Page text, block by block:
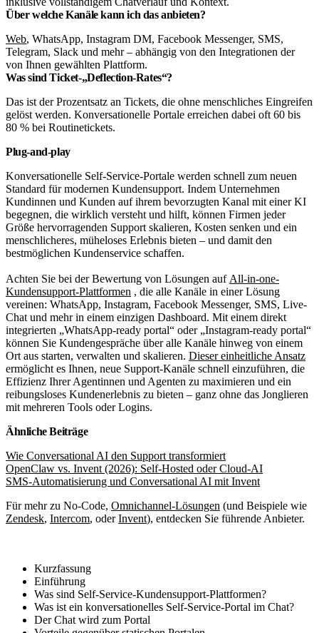
Über welche Kanäle kann ich das anbieten?
Web, WhatsApp, Instagram DM, Facebook Messenger, SMS,
Telegram, Slack und mehr – abhängig von den Integrationen der
von Ihnen gewählten Plattform.
Was sind Ticket-„Deflection-Rates“?
Das ist der Prozentsatz an Tickets, die ohne menschliches Eingreifen
gelöst werden. Konversationelle Portale erreichen dabei oft 60 bis
80 % bei Routinetickets.
Plug-and-play
Konversationelle Self-Service-Portale werden schnell zum neuen
Standard für modernen Kundensupport. Indem Unternehmen
Kundinnen und Kunden auf ihrem bevorzugten Kanal mit einer KI
begegnen, die wirklich versteht und hilft, können Firmen jeder
Größe hervorragenden Support skalieren, Kosten senken und ein
menschlicheres, müheloses Erlebnis bieten – und damit den
bestmöglichen Kundenservice schaffen.
Achten Sie bei der Bewertung von Lösungen auf All-in-one-
Kundensupport-Plattformen , die alle Kanäle in einer Lösung
vereinen: WhatsApp, Instagram, Facebook Messenger, SMS, Live-
Chat und mehr in einem einzigen Dashboard. Mit einem direkt
integrierten „WhatsApp-ready portal“ oder „Instagram-ready portal“
können Sie Kundengespräche über alle Kanäle hinweg von einem
Ort aus starten, verwalten und skalieren. Dieser einheitliche Ansatz
ermöglicht es Ihnen, neue Support-Kanäle schnell einzuführen, die
Effizienz Ihrer Agentinnen und Agenten zu maximieren und ein
reibungsloses Kundenerlebnis zu bieten – ganz ohne das Jonglieren
mit mehreren Tools oder Logins.
Ähnliche Beiträge
Wie Conversational AI den Support transformiert
OpenClaw vs. Invent (2026): Self-Hosted oder Cloud-AI
SMS-Automatisierung und Conversational AI mit Invent
Für mehr zu No-Code, Omnichannel-Lösungen (und Beispiele wie
Zendesk, Intercom, oderInvent), entdecken Sie führende Anbieter.
Kurzfassung
Einführung
Was sind Self-Service-Kundensupport-Plattformen?
Was ist ein konversationelles Self-Service-Portal im Chat?
Der Chat wird zum Portal